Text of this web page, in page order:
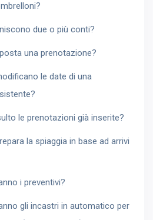
due o più conti?
una prenotazione?
le date di una
le prenotazioni già inserite?
la spiaggia in base ad arrivi
i preventivi?
gli incastri in automatico per